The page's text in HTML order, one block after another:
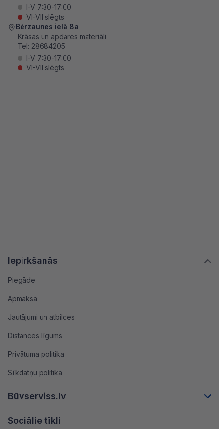
Iepirkšanās
Piegāde
Apmaksa
Jautājumi un atbildes
Distances līgums
Privātuma politika
Sīkdatņu politika
Būvserviss.lv
Sociālie tīkli
I-V 7:30-17:00
VI-VII slēgts
Bērzaunes ielā 8a
Krāsas un apdares materiāli
Tel: 28684205
I-V 7:30-17:00
VI-VII slēgts